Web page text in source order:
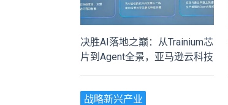
决胜AI落地之巅：从Trainium芯
片到Agent全景，亚马逊云科技
战略新兴产业